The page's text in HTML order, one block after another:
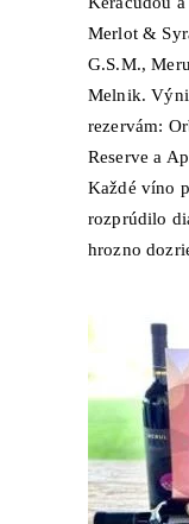
Merlot &
G.S.M.,
Melnik.
rezervám:
Reserve a
Každé víno
rozprúdilo
hrozno